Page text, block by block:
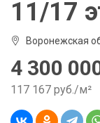
11/17
Воронежская
4 300
117 167 руб./м²